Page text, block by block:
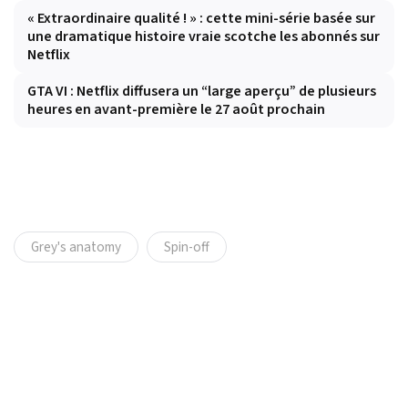
« Extraordinaire qualité ! » : cette mini-série basée sur
une dramatique histoire vraie scotche les abonnés sur
Netflix
GTA VI : Netflix diffusera un “large aperçu” de plusieurs
heures en avant-première le 27 août prochain
Grey's anatomy Spin-off